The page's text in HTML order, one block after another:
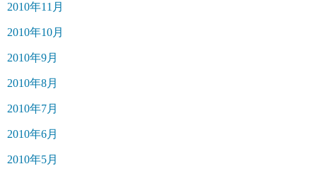
2010年11月
2010年10月
2010年9月
2010年8月
2010年7月
2010年6月
2010年5月